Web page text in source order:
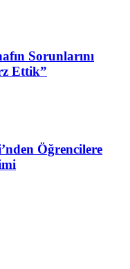
Sorunlarını
Ettik”
Öğrencilere